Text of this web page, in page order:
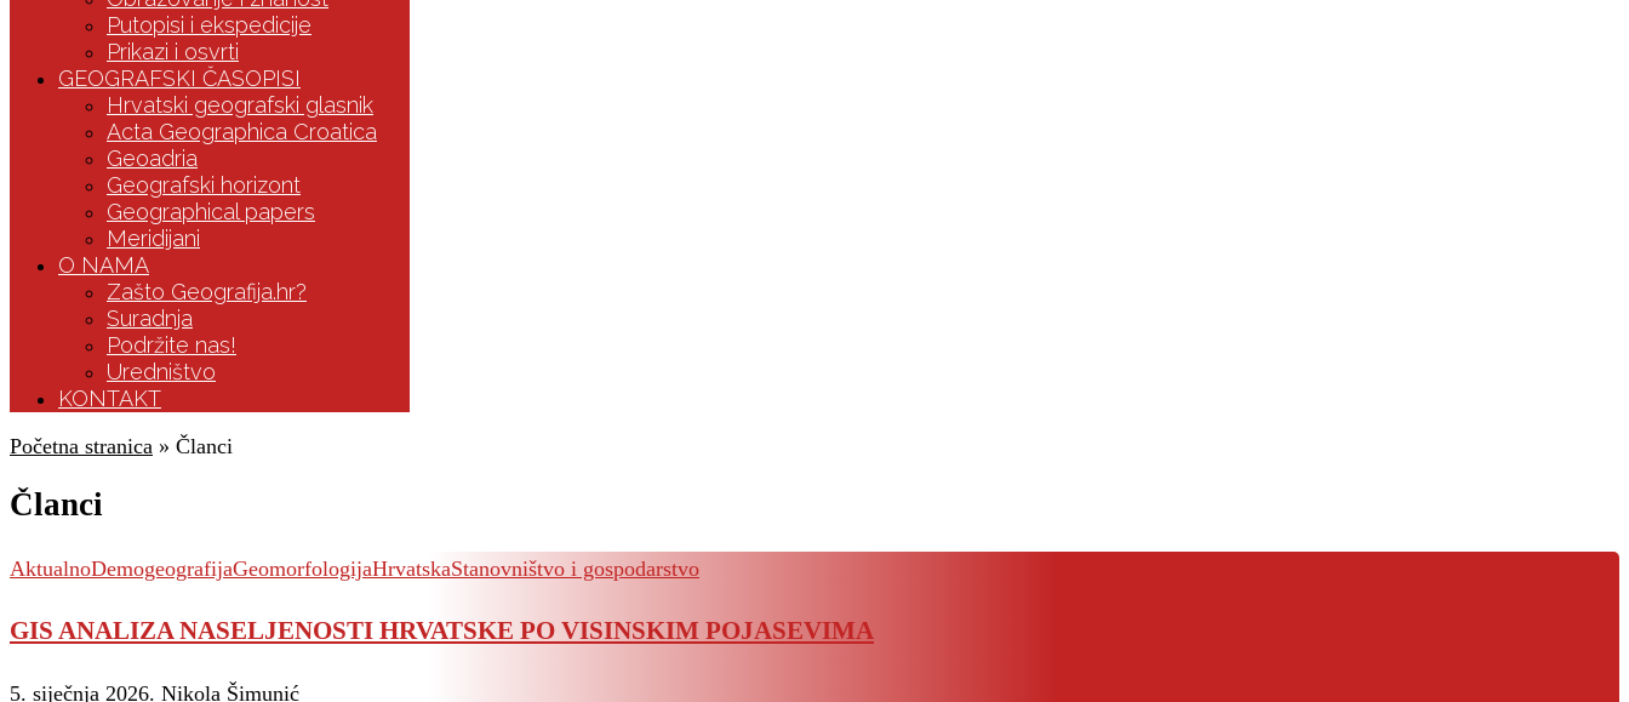
Putopisi i ekspedicije
Prikazi i osvrti
GEOGRAFSKI ČASOPISI
Hrvatski geografski glasnik
Acta Geographica Croatica
Geoadria
Geografski horizont
Geographical papers
Meridijani
O NAMA
Zašto Geografija.hr?
Suradnja
Podržite nas!
Uredništvo
KONTAKT
Početna stranica » Članci
Članci
AktualnoDemogeografijaGeomorfologijaHrvatskaStanovništvo i gospodarstvo
GIS ANALIZA NASELJENOSTI HRVATSKE PO VISINSKIM POJASEVIMA
5. siječnja 2026. Nikola Šimunić